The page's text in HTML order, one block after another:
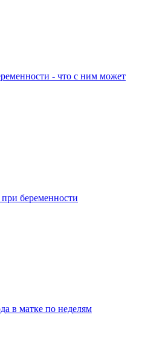
- что с ним может
беременности
в матке по неделям